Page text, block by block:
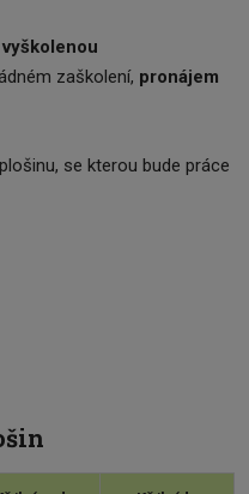
zaškolení, pronájem
se kterou bude práce